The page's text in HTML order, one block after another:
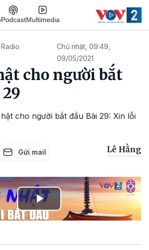
PodcastMultimedia
Chủ nhật, 09:49,
09/05/2021
cho người bắt
cho người bắt đầu Bài 29: Xin lỗi
Gửi mail Lê Hằng
Play